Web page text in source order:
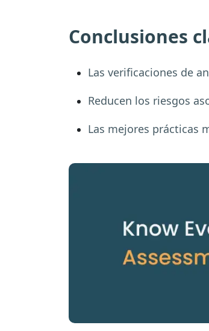
Conclusiones
Las verificaciones de
Reducen los riesgos
Las mejores prácticas